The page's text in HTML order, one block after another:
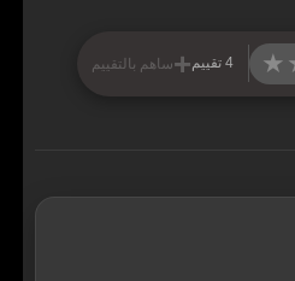
4 تقييم +ساهم بالتقييم